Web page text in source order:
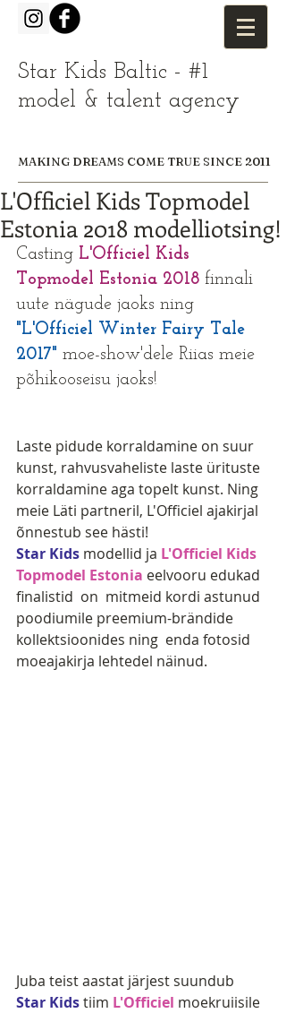
Star Kids Baltic - #1
model & talent agency
MAKING DREAMS COME TRUE SINCE 2011
L'Officiel Kids Topmodel
Estonia 2018 modelliotsing!
Casting L'Officiel Kids
Topmodel Estonia 2018 finnali
uute nägude jaoks ning
"L'Officiel Winter Fairy Tale
2017" moe-show'dele Riias meie
põhikooseisu jaoks!
Laste pidude korraldamine on suur
kunst, rahvusvaheliste laste ürituste
korraldamine aga topelt kunst. Ning
meie Läti partneril, L'Officiel ajakirjal
õnnestub see hästi!
Star Kids modellid ja L'Officiel Kids
Topmodel Estonia eelvooru edukad
finalistid  on  mitmeid kordi astunud
poodiumile preemium-brändide
kollektsioonides ning  enda fotosid
moeajakirja lehtedel näinud.
Juba teist aastat järjest suundub
Star Kids tiim L'Officiel moekruiisile